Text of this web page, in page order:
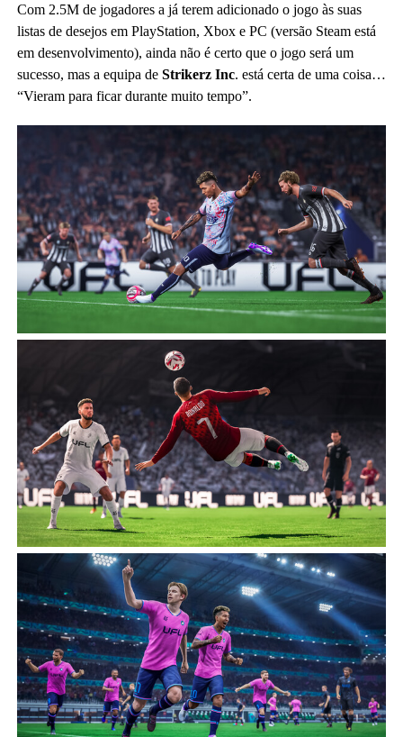
Com 2.5M de jogadores a já terem adicionado o jogo às suas
listas de desejos em PlayStation, Xbox e PC (versão Steam está
em desenvolvimento), ainda não é certo que o jogo será um
sucesso, mas a equipa de Strikerz Inc. está certa de uma coisa…
“Vieram para ficar durante muito tempo”.